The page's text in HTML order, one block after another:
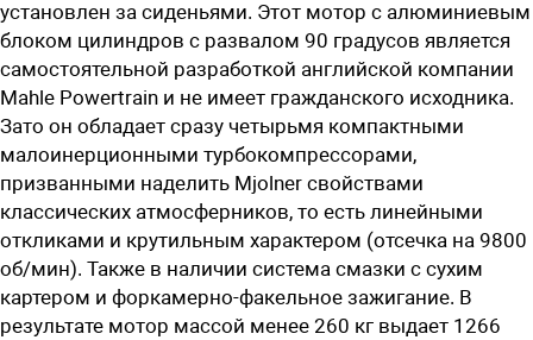
установлен за сиденьями. Этот мотор с алюминиевым
блоком цилиндров с развалом 90 градусов является
самостоятельной разработкой английской компании
Mahle Powertrain и не имеет гражданского исходника.
Зато он обладает сразу четырьмя компактными
малоинерционными турбокомпрессорами,
призванными наделить Mjolner свойствами
классических атмосферников, то есть линейными
откликами и крутильным характером (отсечка на 9800
об/мин). Также в наличии система смазки с сухим
картером и форкамерно-факельное зажигание. В
результате мотор массой менее 260 кг выдает 1266